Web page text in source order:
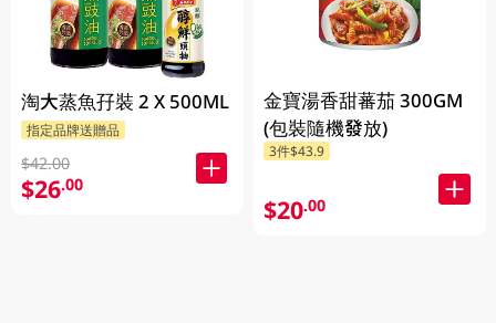
淘大蒸魚孖裝 2 X 500ML
指定品牌送贈品
$42.00
$26.00
金寶湯香甜蕃茄 300GM
(包裝隨機發放)
3件$43.9
$20.00